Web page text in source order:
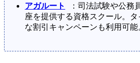
アガルート
：司法試験や公務
座を提供する資格スクール。
な割引キャンペーンも利用可能